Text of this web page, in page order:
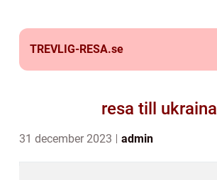
TREVLIG-RESA.se
resa till ukraina
31 december 2023 admin